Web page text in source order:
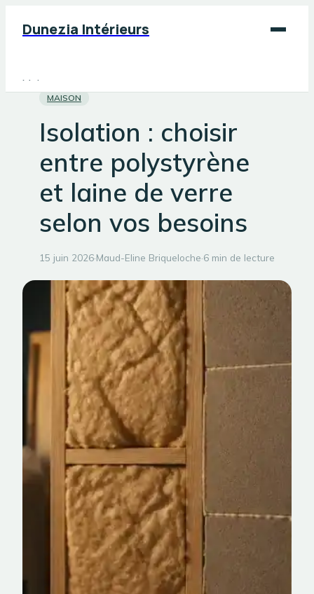
Dunezia Intérieurs
Maison
Jardinage
Bricolage
MAISON
Isolation : choisir
entre polystyrène
et laine de verre
selon vos besoins
15 juin 2026·Maud-Eline Briqueloche·6 min de lecture